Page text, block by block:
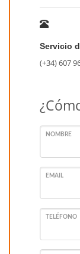
Servicio
(+34) 607
NOMBRE
EMAIL
TELÉFONO